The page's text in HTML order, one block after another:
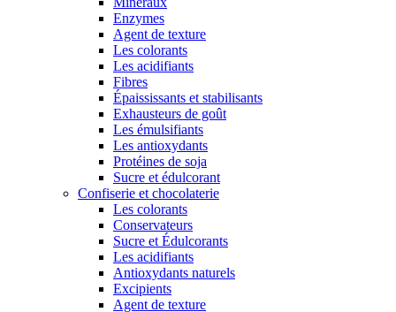
Enzymes
Agent de texture
Les colorants
Les acidifiants
Fibres
Épaississants et stabilisants
Exhausteurs de goût
Les émulsifiants
Les antioxydants
Protéines de soja
Sucre et édulcorant
Confiserie et chocolaterie
Les colorants
Conservateurs
Sucre et Édulcorants
Les acidifiants
Antioxydants naturels
Excipients
Agent de texture